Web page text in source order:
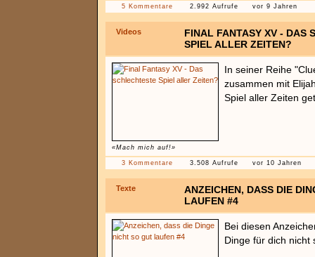
5 Kommentare 2.992 Aufrufe vor 9 Jahren
Videos
FINAL FANTASY XV - DAS
SPIEL ALLER ZEITEN?
«Mach mich auf!»
In seiner Reihe
zusammen mit
Spiel aller Zeiten
3 Kommentare 3.508 Aufrufe vor 10 Jahren
Texte
ANZEICHEN, DASS DIE
LAUFEN #4
Bei diesen
Dinge für dich nicht